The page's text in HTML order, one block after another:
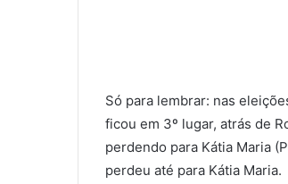
Só para lembrar: nas
ficou em 3º lugar, atrás de
perdendo para Kátia Maria
perdeu até para Kátia Maria.